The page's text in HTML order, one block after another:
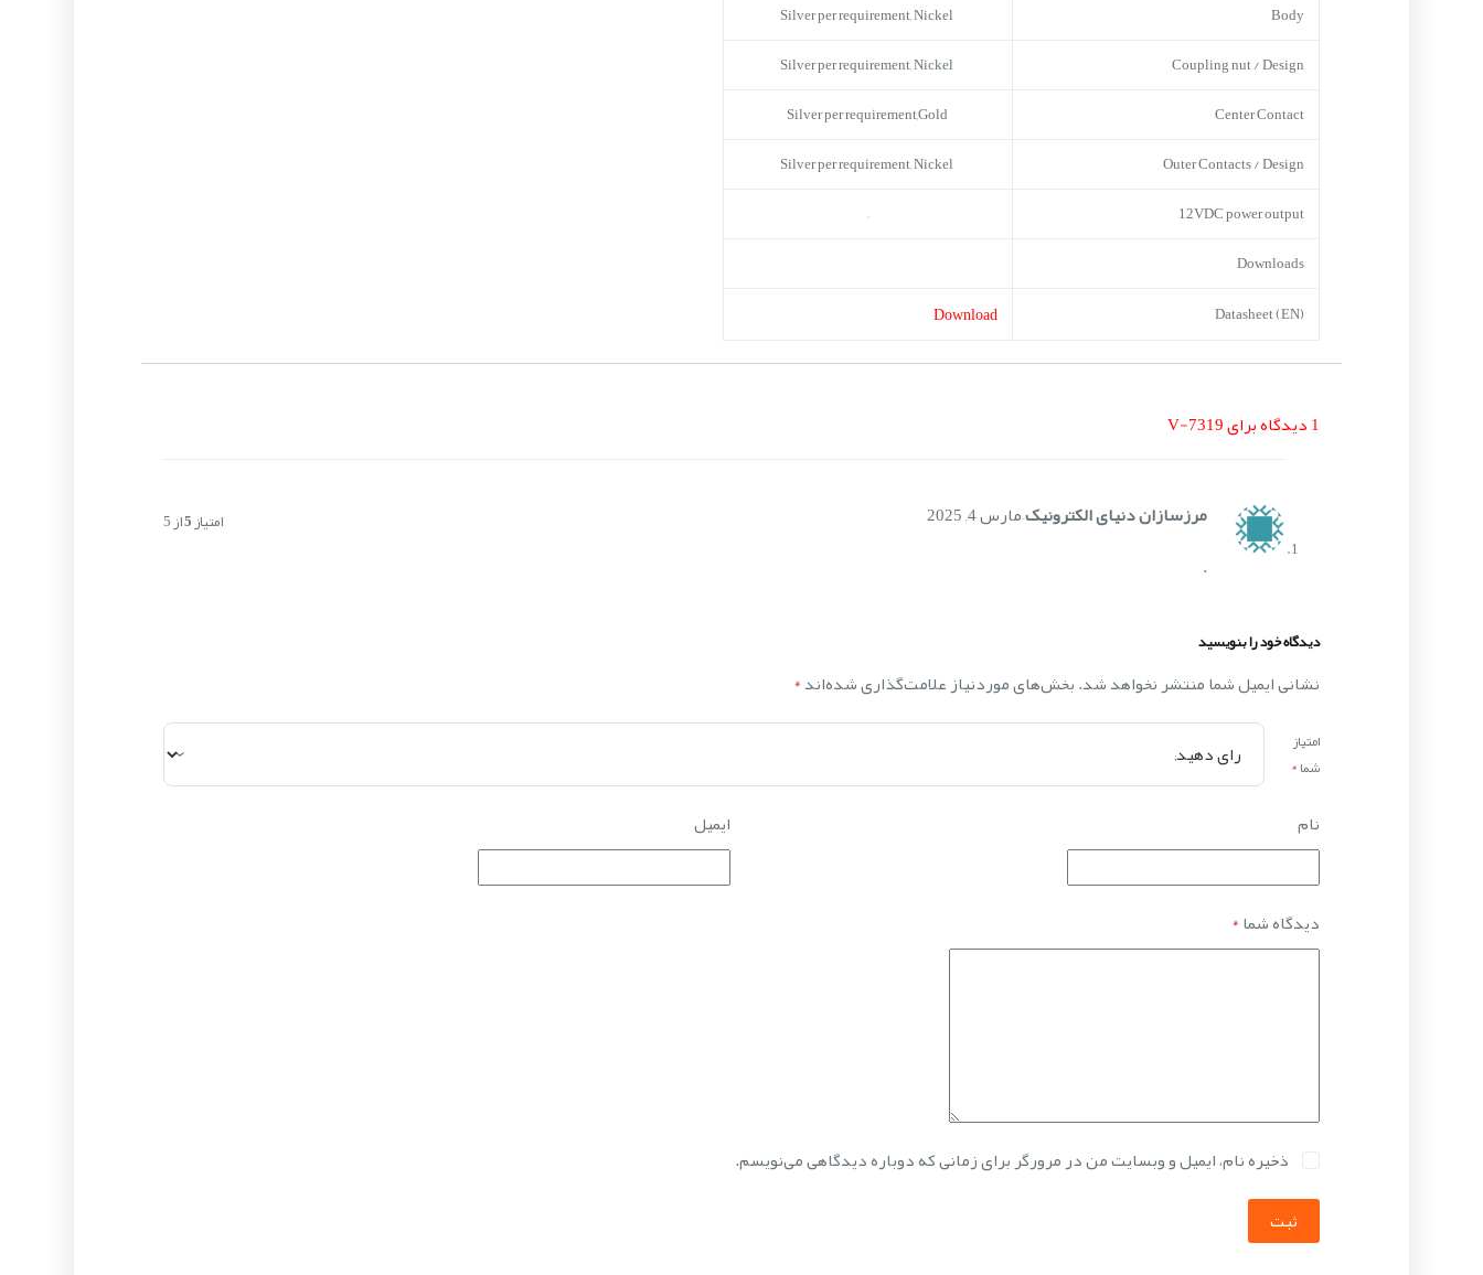
Body
Coupling nut / Design
Center Contact
Outer Contacts / Design
12VDC power output
–
Downloads
Datasheet (EN)
Download
1 دیدگاه برای V-7319
امتیاز5از 5 مرزسازان دنیای الکترونیک–مارس 4, 2025
.
دیدگاه خود را بنویسید
نشانی ایمیل شما منتشر نخواهد شد.بخش‌های موردنیاز علامت‌گذاری شده‌اند*
امتیاز
شما*
نام ایمیل
دیدگاه شما*
ذخیره نام، ایمیل و وبسایت من در مرورگر برای زمانی که دوباره دیدگاهی می‌نویسم.
ثبت